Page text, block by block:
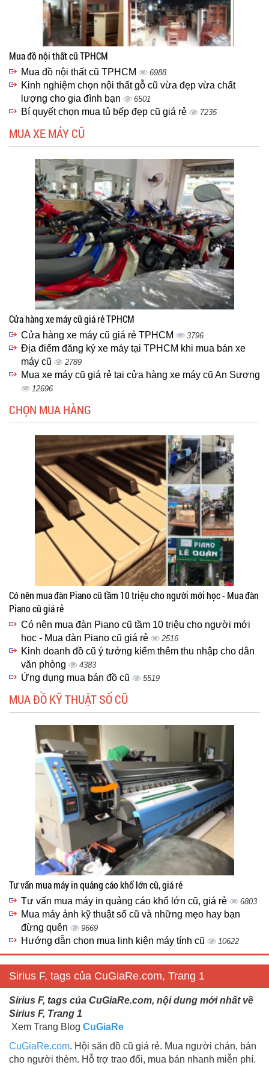
Mua đồ nội thất cũ TPHCM
Mua đồ nội thất cũ TPHCM 6988
Kinh nghiệm chọn nội thất gỗ cũ vừa đẹp vừa chất
lượng cho gia đình bạn
6501
Bí quyết chọn mua tủ bếp đẹp cũ giá rẻ 7235
MUA XE MÁY CŨ
Cửa hàng xe máy cũ giá rẻ TPHCM
Cửa hàng xe máy cũ giá rẻ TPHCM 3796
Địa điểm đăng ký xe máy tại TPHCM khi mua bán xe
máy cũ
2789
Mua xe máy cũ giá rẻ tại cửa hàng xe máy cũ An Sương
12696
CHỌN MUA HÀNG
Có nên mua đàn Piano cũ tầm 10 triệu cho người mới học - Mua đàn
Piano cũ giá rẻ
Có nên mua đàn Piano cũ tầm 10 triệu cho người mới
học - Mua đàn Piano cũ giá rẻ
2516
Kinh doanh đồ cũ ý tưởng kiểm thêm thu nhập cho dân
văn phòng
4383
Ứng dụng mua bán đồ cũ 5519
MUA ĐỒ KỸ THUẬT SỐ CŨ
Tư vấn mua máy in quảng cáo khổ lớn cũ, giá rẻ
Tư vấn mua máy in quảng cáo khổ lớn cũ, giá rẻ 6803
Mua máy ảnh kỹ thuật số cũ và những mẹo hay bạn
đừng quên
9669
Hướng dẫn chọn mua linh kiện máy tính cũ 10622
Sirius F, tags của CuGiaRe.com, Trang 1
Sirius F, tags của CuGiaRe.com, nội dung mới nhất về
Sirius F, Trang 1
Xem Trang Blog CuGiaRe
CuGiaRe.com. Hội săn đồ cũ giá rẻ. Mua người chán, bán
cho người thèm. Hỗ trợ trao đổi, mua bán nhanh miễn phí.